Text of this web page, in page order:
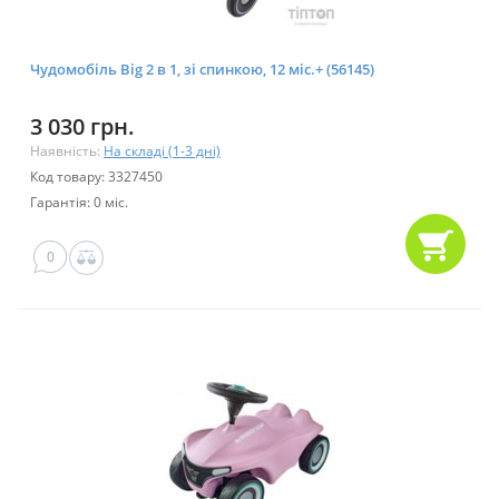
Чудомобіль Big 2 в 1, зі спинкою, 12 міс.+ (56145)
3 030 грн.
Наявність: На складі (1-3 дні)
Код товару: 3327450
Гарантія: 0 міс.
0